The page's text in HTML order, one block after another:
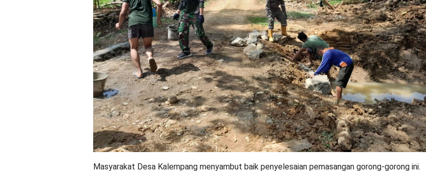
Masyarakat Desa Kalempang menyambut baik penyelesaian pemasangan gorong-gorong ini.